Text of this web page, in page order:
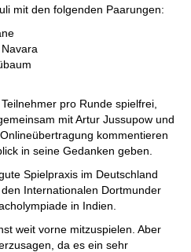
mit den folgenden Paarungen:
pro Runde spielfrei,
mit Artur Jussupow und
kommentieren
in seine Gedanken geben.
Spielpraxis im Deutschland
Internationalen Dortmunder
in Indien.
weit vorne mitzuspielen. Aber
da es ein sehr